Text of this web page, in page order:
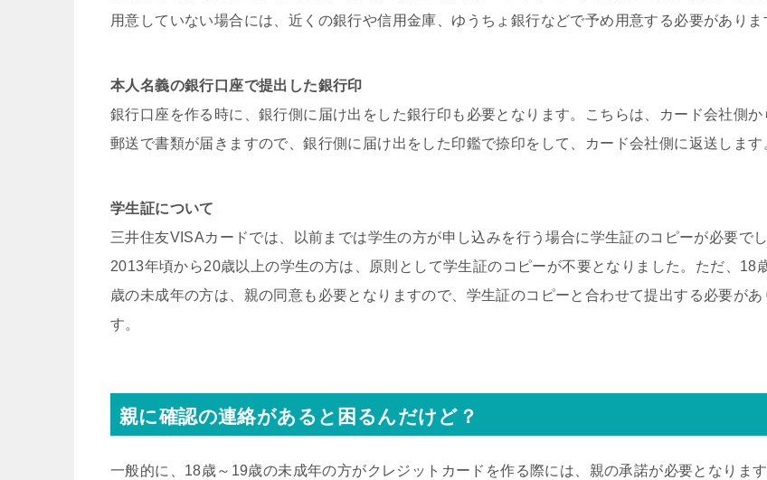
用意していない場合には、近くの銀行や信用金庫、ゆうちょ銀行などで予め用意する必要がありま
本人名義の銀行口座で提出した銀行印
銀行口座を作る時に、銀行側に届け出をした銀行印も必要となります。こちらは、カード会社側か
郵送で書類が届きますので、銀行側に届け出をした印鑑で捺印をして、カード会社側に返送します
学生証について
三井住友VISAカードでは、以前までは学生の方が申し込みを行う場合に学生証のコピーが必要でし
2013年頃から20歳以上の学生の方は、原則として学生証のコピーが不要となりました。ただ、18
歳の未成年の方は、親の同意も必要となりますので、学生証のコピーと合わせて提出する必要があ
す。
親に確認の連絡があると困るんだけど？
一般的に、18歳～19歳の未成年の方がクレジットカードを作る際には、親の承諾が必要となります